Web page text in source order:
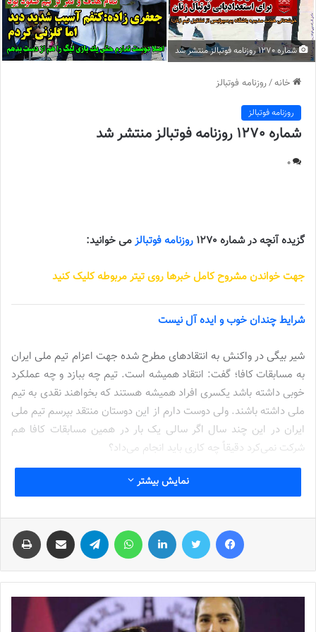
شماره 1270 روزنامه فوتبالز منتشر شد
خانه/روزنامه فوتبالز
روزنامه فوتبالز
شماره 1270 روزنامه فوتبالز منتشر شد
0
گزیده آنچه در شماره 1270 روزنامه فوتبالزمی خوانید:
جهت خواندن مشروح کامل خبرها روی تیتر مربوطه کلیک کنید
شرایط چندان خوب و ایده آل نیست
شیر بیگی در واکنش به انتقادهای مطرح شده جهت اعزام تیم ملی ایران
به مسابقات کافا؛ گفت: انتقاد همیشه است. تیم چه ببازد و چه عملکرد
خوبی داشته باشد یکسری افراد همیشه هستند که بخواهند نقدی به تیم
ملی داشته باشند. ولی دوست دارم از این دوستان منتقد بپرسم تیم ملی
ایران در این چند سال اگر سالی یک بار در همین مسابقات کافا هم
شرکت نمی‌کرد دقیقاً چه کاری باید انجام می‌داد؟
شماره 772 روزنامه فوتبالز منتشر شد
2022-12-16
2023-12-25
نمایش بیشتر